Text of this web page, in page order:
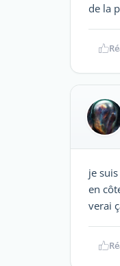
de la
je
en
verai